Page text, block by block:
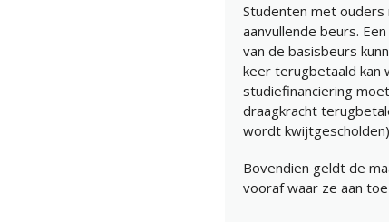
Studenten met ouders
aanvullende beurs.
van de basisbeurs
keer terugbetaald kan
studiefinanciering
draagkracht
wordt kwijtgescholden)
Bovendien geldt de
vooraf waar ze aan